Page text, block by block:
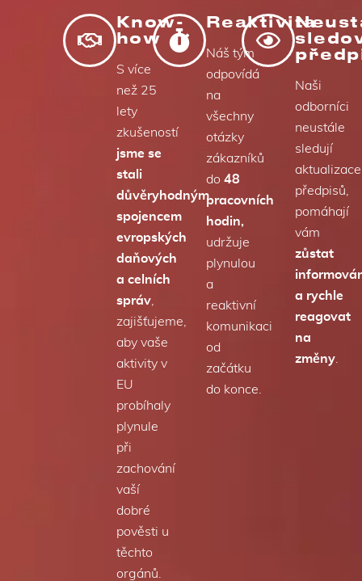
Know-
how
S více
než 25
lety
zkušeností
jsme se
stali
důvěryhodným
spojencem
evropských
daňových
a celních
správ,
zajišťujeme,
aby vaše
aktivity v
EU
probíhaly
plynule
při
zachování
vaší
dobré
pověsti u
těchto
orgánů.
Reaktivita
Náš tým
odpovídá
na
všechny
otázky
zákazníků
do 48
pracovních
hodin,
udržuje
plynulou
a
reaktivní
komunikaci
od
začátku
do konce.
Naši
odborníci
neustále
sledují
aktualizace
předpisů,
pomáhají
vám
zůstat
a rychle
reagovat
na
změny